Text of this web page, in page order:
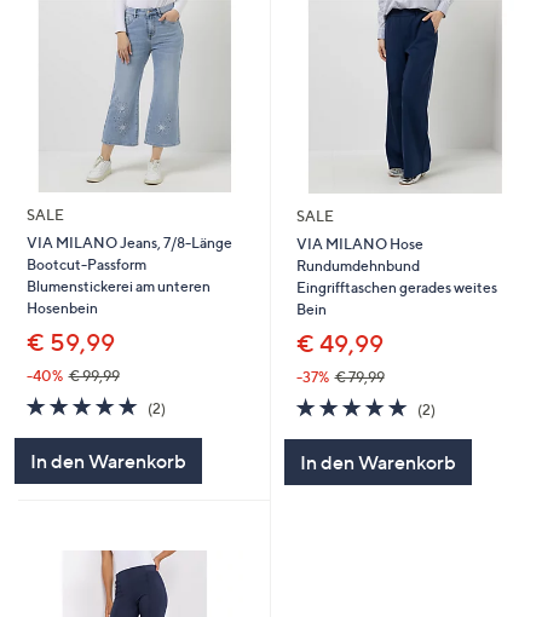
SALE
VIA MILANO Jeans, 7/8-Länge
Bootcut-Passform
Blumenstickerei am unteren
Hosenbein
€ 59,99
-40% € 99,99
5.0
von
(2)2
In den Warenkorb
SALE
VIA MILANO Hose
Rundumdehnbund
Eingrifftaschen gerades weites
Bein
€ 49,99
-37% € 79,99
5.0
von
(2)
In den Warenkorb